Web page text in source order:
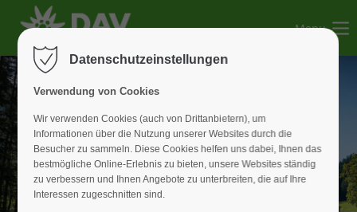
Der Eintrag "offcanvas-col2" existiert leider nicht.
Der Eintrag "offcanvas-col3" existiert leider nicht.
Der Eintrag "offcanvas-col4" existiert leider nicht.
Menu
der Natur verbunden
Datenschutzeinstellungen
Verwendung von Cookies
Wir verwenden Cookies (auch von Drittanbietern), um
Informationen über die Nutzung unserer Websites durch die
Besucher zu sammeln. Diese Cookies helfen uns dabei, Ihnen das
bestmögliche Online-Erlebnis zu bieten, unsere Websites ständig
zu verbessern und Ihnen Angebote zu unterbreiten, die auf Ihre
Interessen zugeschnitten sind.